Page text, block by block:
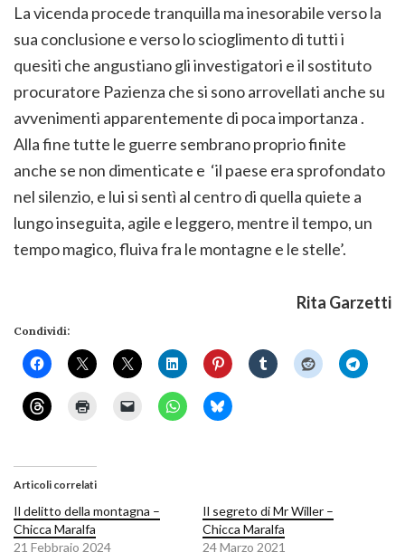
La vicenda procede tranquilla ma inesorabile verso la
sua conclusione e verso lo scioglimento di tutti i
quesiti che angustiano gli investigatori e il sostituto
procuratore Pazienza che si sono arrovellati anche su
avvenimenti apparentemente di poca importanza .
Alla fine tutte le guerre sembrano proprio finite
anche se non dimenticate e ‘il paese era sprofondato
nel silenzio, e lui si sentì al centro di quella quiete a
lungo inseguita, agile e leggero, mentre il tempo, un
tempo magico, fluiva fra le montagne e le stelle’.
Rita Garzetti
Condividi:
Articoli correlati
Il delitto della montagna –
Chicca Maralfa
21 Febbraio 2024
Il segreto di Mr Willer –
Chicca Maralfa
24 Marzo 2021